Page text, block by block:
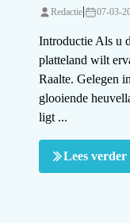
Redactie| 07-03-
Introductie Als u
platteland wilt
Raalte. Gelegen
glooiende
ligt ...
Lees verder